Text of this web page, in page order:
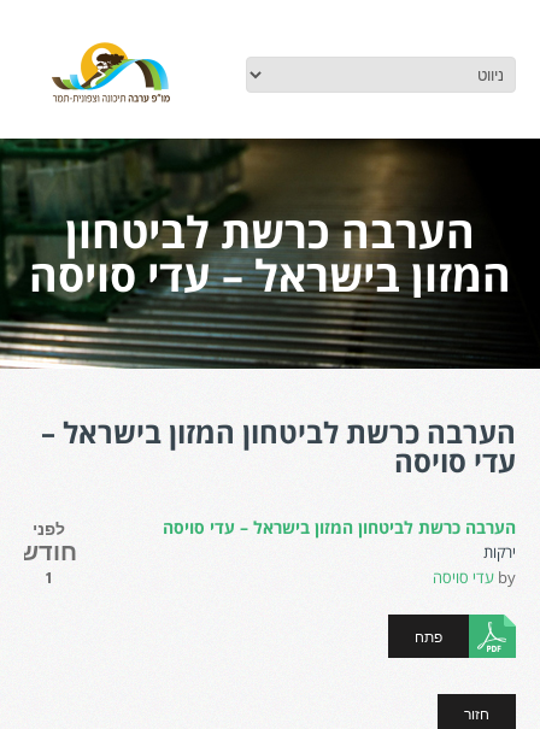
הערבה כרשת לביטחון
המזון בישראל – עדי סויסה
הערבה כרשת לביטחון המזון בישראל –
עדי סויסה
לפני
חודש
1
הערבה כרשת לביטחון המזון בישראל – עדי סויסה
ירקות
by עדי סויסה
פתח
חזור